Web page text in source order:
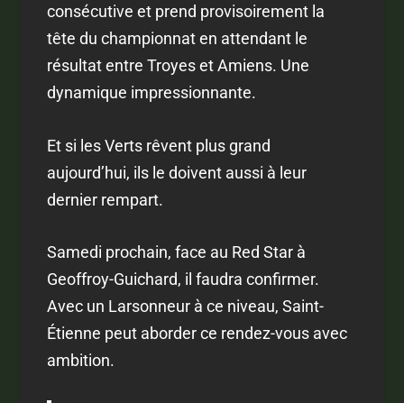
consécutive et prend provisoirement la
tête du championnat en attendant le
résultat entre Troyes et Amiens. Une
dynamique impressionnante.
Et si les Verts rêvent plus grand
aujourd’hui, ils le doivent aussi à leur
dernier rempart.
Samedi prochain, face au Red Star à
Geoffroy-Guichard, il faudra confirmer.
Avec un Larsonneur à ce niveau, Saint-
Étienne peut aborder ce rendez-vous avec
ambition.